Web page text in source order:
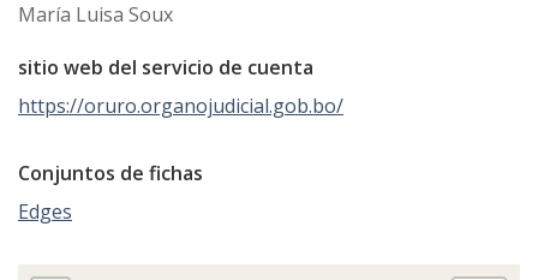
María Luisa Soux
sitio web del servicio de cuenta
https://oruro.organojudicial.gob.bo/
Conjuntos de fichas
Edges